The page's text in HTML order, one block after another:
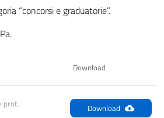
“concorsi e graduatorie”.
Download
prot.
Download